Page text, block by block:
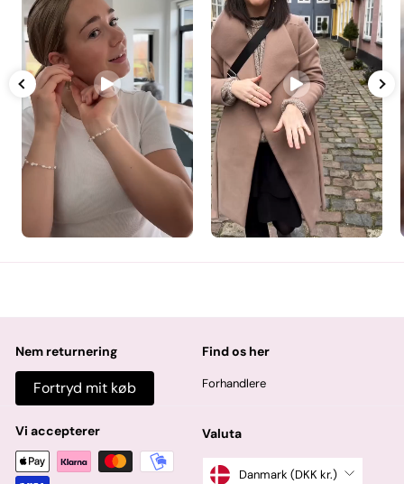
Nem returnering
Fortryd mit køb
Find os her
Forhandlere
Vi accepterer Valuta
Danmark (DKK kr.)